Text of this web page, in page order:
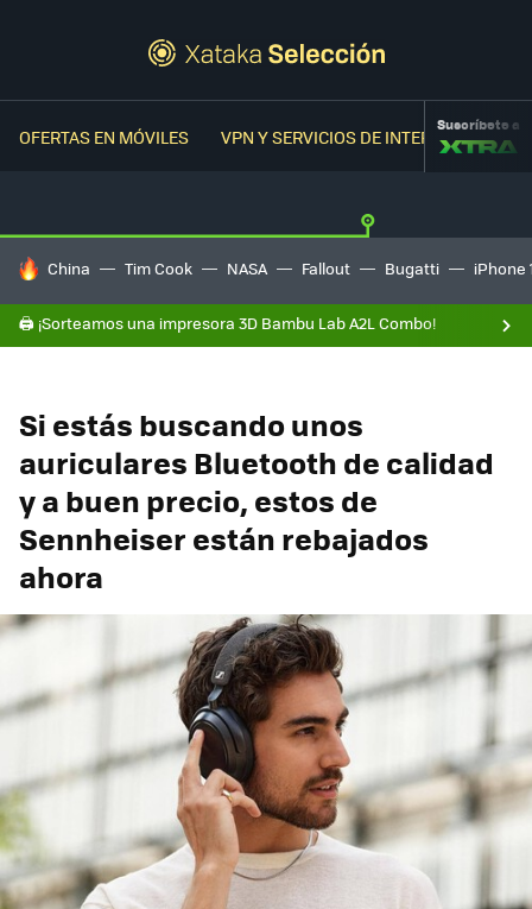
OFERTAS EN MÓVILES VPN Y SERVICIOS DE INTERNETSuscríbete a
HOY SE HABLA DE
China Tim Cook NASA Fallout Bugatti iPhone
🖨️ ¡Sorteamos una impresora 3D Bambu Lab A2L Combo!
Si estás buscando unos
auriculares Bluetooth de calidad
y a buen precio, estos de
Sennheiser están rebajados
ahora